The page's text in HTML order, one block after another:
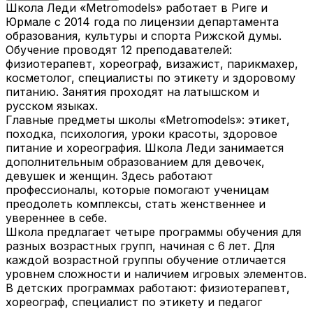
Школа Леди «Metromodels» работает в Риге и
Юрмале с 2014 года по лицензии департамента
образования, культуры и спорта Рижской думы.
Обучение проводят 12 преподавателей:
физиотерапевт, хореограф, визажист, парикмахер,
косметолог, специалисты по этикету и здоровому
питанию. Занятия проходят на латышском и
русском языках.
Главные предметы школы «Metromodels»: этикет,
походка, психология, уроки красоты, здоровое
питание и хореография. Школа Леди занимается
дополнительным образованием для девочек,
девушек и женщин. Здесь работают
профессионалы, которые помогают ученицам
преодолеть комплексы, стать женственнее и
увереннее в себе.
Школа предлагает четыре программы обучения для
разных возрастных групп, начиная с 6 лет. Для
каждой возрастной группы обучение отличается
уровнем сложности и наличием игровых элементов.
В детских программах работают: физиотерапевт,
хореограф, специалист по этикету и педагог